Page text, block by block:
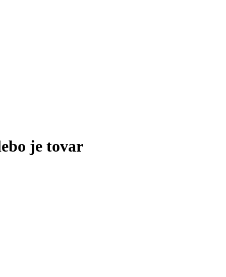
je tovar